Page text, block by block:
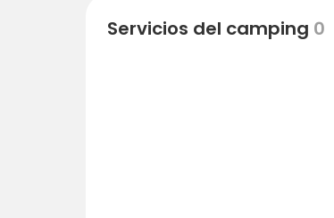
Servicios del camping 0